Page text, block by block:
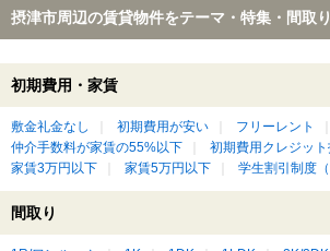
摂津市周辺の賃貸物件をテーマ・特集・間取
初期費用・家賃
敷金礼金なし 初期費用が安い フリーレント
仲介手数料が家賃の55%以下
初期費用クレジッ
家賃3万円以下
家賃5万円以下 学生割引制度
間取り